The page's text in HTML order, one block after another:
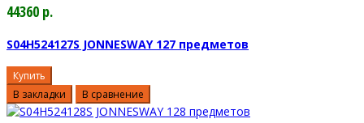
44360 р.
S04H524127S JONNESWAY 127 предметов
Купить
В закладки
В сравнение